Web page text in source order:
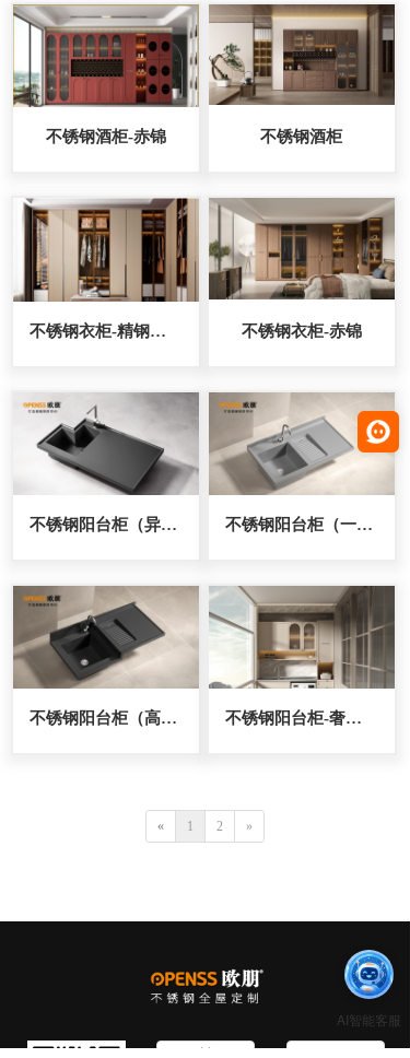
不锈钢酒柜-赤锦 不锈钢酒柜
不锈钢衣柜-精钢卫士 不锈钢衣柜-赤锦
不锈钢阳台柜（异型台面） 不锈钢阳台柜（一体成型搓衣板）
不锈钢阳台柜（高低一体成型） 不锈钢阳台柜-奢香夫人
« 1 2 »